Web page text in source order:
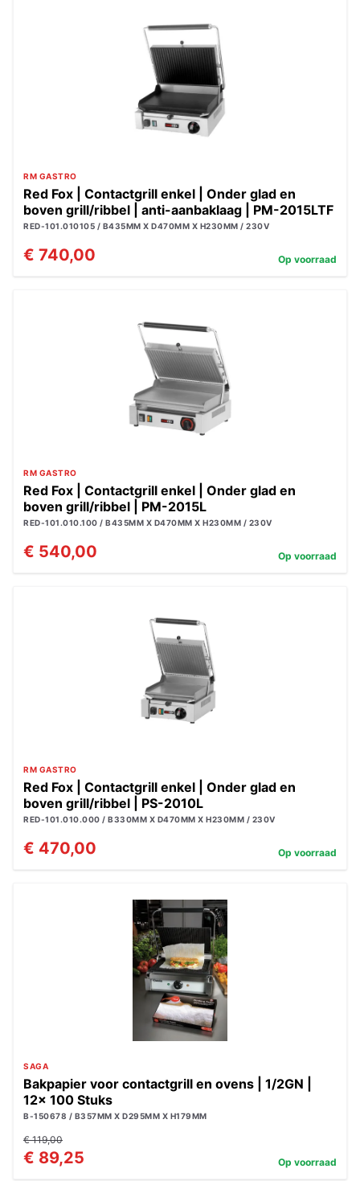
RM GASTRO
Red Fox | Contactgrill enkel | Onder glad en
boven grill/ribbel | anti-aanbaklaag | PM-2015LTF
RED-101.010105 / B435MM X D470MM X H230MM / 230V
€ 740,00 Op voorraad
RM GASTRO
Red Fox | Contactgrill enkel | Onder glad en
boven grill/ribbel | PM-2015L
RED-101.010.100 / B435MM X D470MM X H230MM / 230V
€ 540,00 Op voorraad
RM GASTRO
Red Fox | Contactgrill enkel | Onder glad en
boven grill/ribbel | PS-2010L
RED-101.010.000 / B330MM X D470MM X H230MM / 230V
€ 470,00 Op voorraad
SAGA
Bakpapier voor contactgrill en ovens | 1/2GN |
12x 100 Stuks
B-150678 / B357MM X D295MM X H179MM
€ 119,00
€ 89,25 Op voorraad